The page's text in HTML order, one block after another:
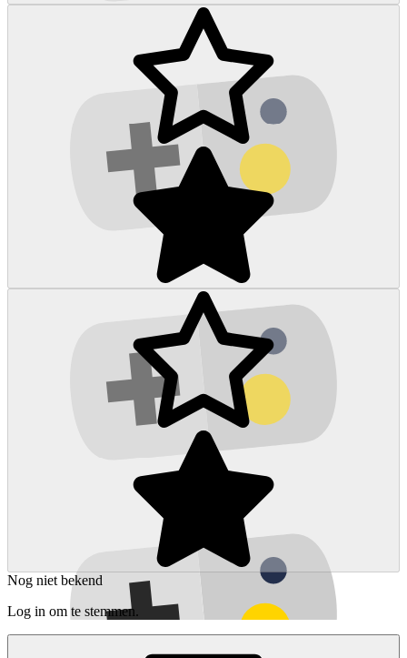
Nog niet bekend
Log in om te stemmen.